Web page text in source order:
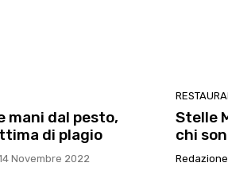
mani dal pesto,
di plagio
Novembre 2022
Stelle
chi
Redazione